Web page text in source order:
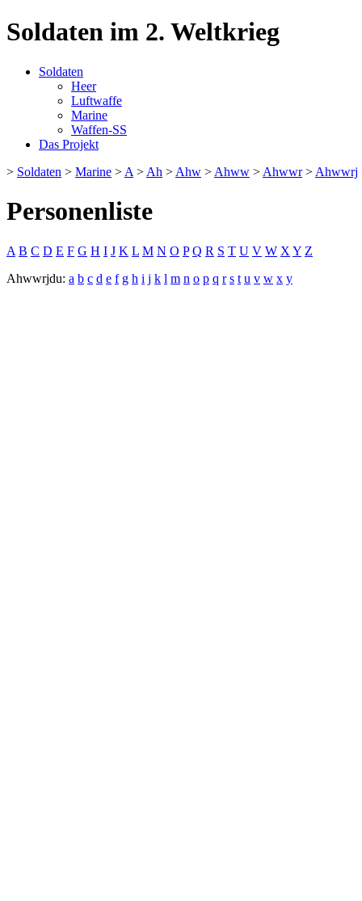
Soldaten im 2. Weltkrieg
Soldaten
Heer
Luftwaffe
Marine
Waffen-SS
Das Projekt
> Soldaten > Marine > A > Ah > Ahw > Ahww > Ahwwr> Ahwwrj
Personenliste
A B C D E F G H I J K L M N O P Q R S T U V W X Y Z
Ahwwrjdu: a b c d e f g h i j k l m n o p q r s t u v w x y